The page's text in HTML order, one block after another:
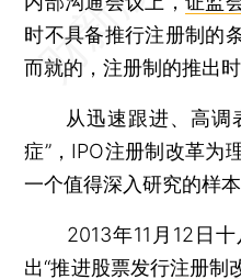
时不具备推行注册制的
而就的，注册制的推出
从迅速跟进、高调
症”，IPO注册制改革为
一个值得深入研究的样本
2013年11月12日十
出“推进股票发行注册制